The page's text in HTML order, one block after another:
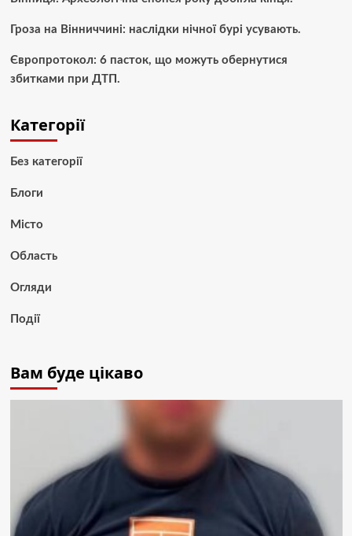
Гроза на Вінниччині: наслідки нічної бурі усувають.
Європротокол: 6 пасток, що можуть обернутися
збитками при ДТП.
Категорії
Без категорії
Блоги
Місто
Область
Огляди
Події
Вам буде цікаво